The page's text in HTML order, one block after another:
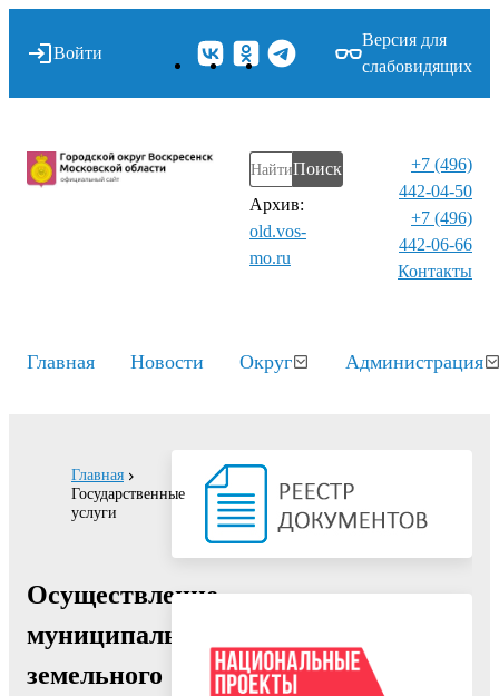
Войти
Версия для
слабовидящих
Поиск
Архив:
old.vos-
mo.ru
+7 (496)
442-04-50
+7 (496)
442-06-66
Контакты⁠
Главная Новости Округ Администрация
Главная
Государственные
услуги
Осуществление
муниципального
земельного